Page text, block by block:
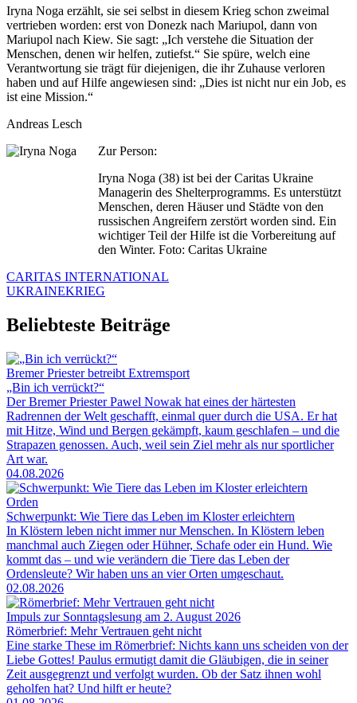
Iryna Noga erzählt, sie sei selbst in diesem Krieg schon zweimal
vertrieben worden: erst von Donezk nach Mariupol, dann von
Mariupol nach Kiew. Sie sagt: „Ich verstehe die Situation der
Menschen, denen wir helfen, zutiefst.“ Sie spüre, welch eine
Verantwortung sie trägt für diejenigen, die ihr Zuhause verloren
haben und auf Hilfe angewiesen sind: „Dies ist nicht nur ein Job, es
ist eine Mission.“
Andreas Lesch
Zur Person:
Iryna Noga (38) ist bei der Caritas Ukraine
Managerin des Shelterprogramms. Es unterstützt
Menschen, deren Häuser und Städte von den
russischen Angreifern zerstört worden sind. Ein
wichtiger Teil der Hilfe ist die Vorbereitung auf
den Winter. Foto: Caritas Ukraine
CARITAS INTERNATIONAL
UKRAINEKRIEG
Beliebteste Beiträge
Bremer Priester betreibt Extremsport
„Bin ich verrückt?“
Der Bremer Priester Pawel Nowak hat eines der härtesten
Radrennen der Welt geschafft, einmal quer durch die USA. Er hat
mit Hitze, Wind und Bergen gekämpft, kaum geschlafen – und die
Strapazen genossen. Auch, weil sein Ziel mehr als nur sportlicher
Art war.
04.08.2026
Orden
Schwerpunkt: Wie Tiere das Leben im Kloster erleichtern
In Klöstern leben nicht immer nur Menschen. In Klöstern leben
manchmal auch Ziegen oder Hühner, Schafe oder ein Hund. Wie
kommt das – und wie verändern die Tiere das Leben der
Ordensleute? Wir haben uns an vier Orten umgeschaut.
02.08.2026
Impuls zur Sonntagslesung am 2. August 2026
Römerbrief: Mehr Vertrauen geht nicht
Eine starke These im Römerbrief: Nichts kann uns scheiden von der
Liebe Gottes! Paulus ermutigt damit die Gläubigen, die in seiner
Zeit ausgegrenzt und verfolgt wurden. Ob der Satz ihnen wohl
geholfen hat? Und hilft er heute?